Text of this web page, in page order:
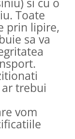
Toate
prin lipire,
sa va
trebui
vom